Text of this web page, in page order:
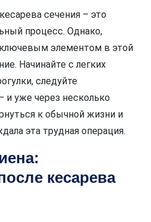
сечения – это
процесс. Однако,
элементом в этой
Начинайте с легких
следуйте
уже через несколько
к обычной жизни и
эта трудная операция.
кесарева